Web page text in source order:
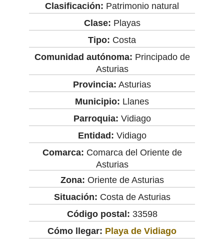
Clasificación: Patrimonio natural
Clase: Playas
Tipo: Costa
Comunidad autónoma: Principado de
Asturias
Provincia: Asturias
Municipio: Llanes
Parroquia: Vidiago
Entidad: Vidiago
Comarca: Comarca del Oriente de
Asturias
Zona: Oriente de Asturias
Situación: Costa de Asturias
Código postal: 33598
Cómo llegar: Playa de Vidiago